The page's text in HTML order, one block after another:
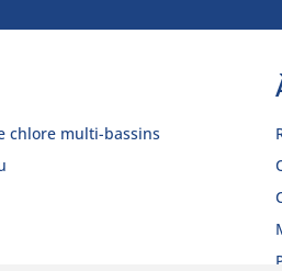
chlore multi-bassins